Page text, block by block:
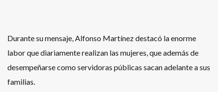
Durante su mensaje, Alfonso Martínez destacó la enorme
labor que diariamente realizan las mujeres, que además de
desempeñarse como servidoras públicas sacan adelante a sus
familias.